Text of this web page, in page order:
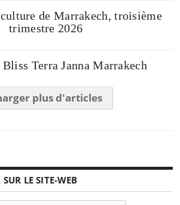
de Marrakech, troisième
trimestre 2026
Terra Janna Marrakech
SUR LE SITE-WEB